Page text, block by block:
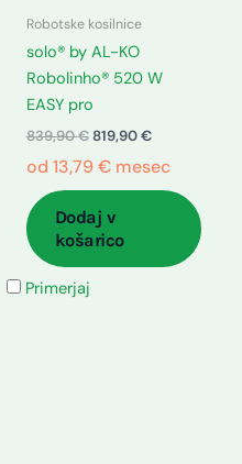
Robotske kosilnice
solo® by AL-KO
Robolinho® 520 W
EASY pro
839,90€ 819,90€
od 13,79€mesec
Dodaj v
košarico
Primerjaj